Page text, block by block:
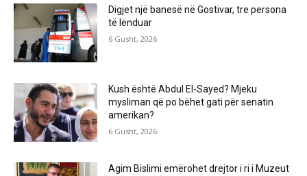
Digjet një banesë në Gostivar, tre persona
të lënduar
6 Gusht, 2026
Kush është Abdul El-Sayed? Mjeku
mysliman që po bëhet gati për senatin
amerikan?
6 Gusht, 2026
Agim Bislimi emërohet drejtor i ri i Muzeut